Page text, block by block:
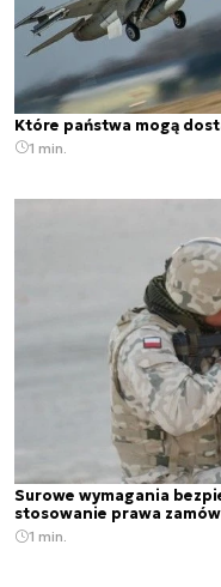
Które państwa mogą
1 min.
Surowe wymagania
stosowanie prawa
1 min.